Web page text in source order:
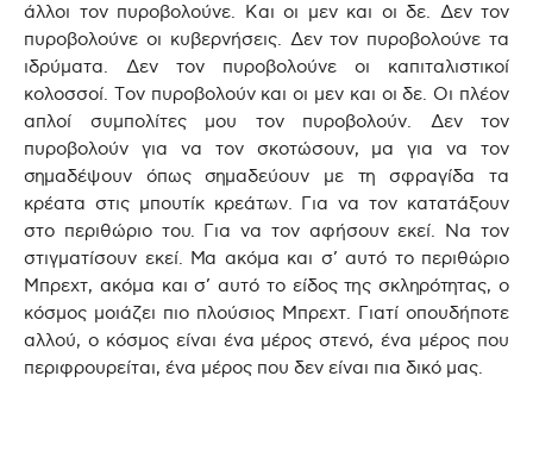
άλλοι τον πυροβολούνε. Και οι μεν και οι δε. Δεν τον
πυροβολούνε οι κυβερνήσεις. Δεν τον πυροβολούνε τα
ιδρύματα. Δεν τον πυροβολούνε οι καπιταλιστικοί
κολοσσοί. Τον πυροβολούν και οι μεν και οι δε. Οι πλέον
απλοί συμπολίτες μου τον πυροβολούν. Δεν τον
πυροβολούν για να τον σκοτώσουν, μα για να τον
σημαδέψουν όπως σημαδεύουν με τη σφραγίδα τα
κρέατα στις μπουτίκ κρεάτων. Για να τον κατατάξουν
στο περιθώριο του. Για να τον αφήσουν εκεί. Να τον
στιγματίσουν εκεί. Μα ακόμα και σ’ αυτό το περιθώριο
Μπρεχτ, ακόμα και σ’ αυτό το είδος της σκληρότητας, ο
κόσμος μοιάζει πιο πλούσιος Μπρεχτ. Γιατί οπουδήποτε
αλλού, ο κόσμος είναι ένα μέρος στενό, ένα μέρος που
περιφρουρείται, ένα μέρος που δεν είναι πια δικό μας.